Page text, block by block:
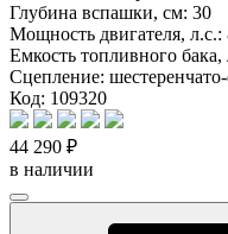
Глубина вспашки, см: 30
Мощность двигателя, л.с.:
Емкость топливного бака,
Сцепление:
Код: 109320
44 290 ₽
в наличии